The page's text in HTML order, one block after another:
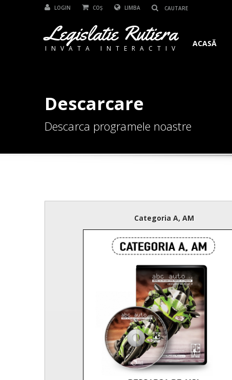
LOGIN COȘ LIMBA
Legislatie Rutiera
INVATA INTERACTIV
ACASĂ
Descarcare
Descarca programele noastre
Categoria A, AM